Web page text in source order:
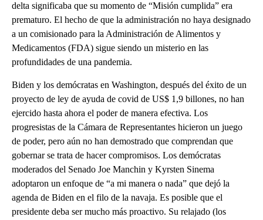
delta significaba que su momento de “Misión cumplida” era
prematuro. El hecho de que la administración no haya designado
a un comisionado para la Administración de Alimentos y
Medicamentos (FDA) sigue siendo un misterio en las
profundidades de una pandemia.
Biden y los demócratas en Washington, después del éxito de un
proyecto de ley de ayuda de covid de US$ 1,9 billones, no han
ejercido hasta ahora el poder de manera efectiva. Los
progresistas de la Cámara de Representantes hicieron un juego
de poder, pero aún no han demostrado que comprendan que
gobernar se trata de hacer compromisos. Los demócratas
moderados del Senado Joe Manchin y Kyrsten Sinema
adoptaron un enfoque de “a mi manera o nada” que dejó la
agenda de Biden en el filo de la navaja. Es posible que el
presidente deba ser mucho más proactivo. Su relajado (los